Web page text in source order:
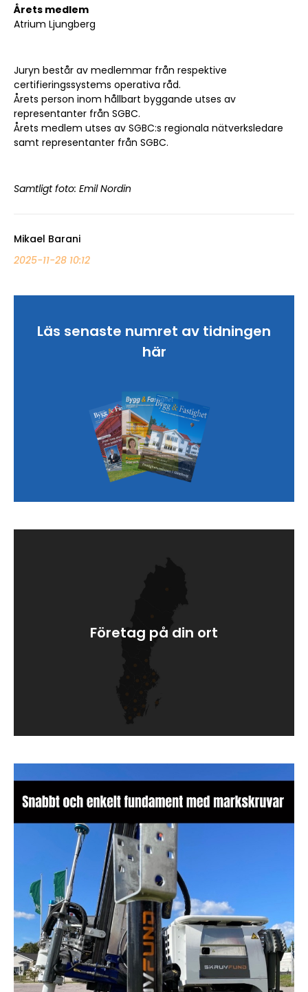
Årets medlem
Atrium Ljungberg
Juryn består av medlemmar från respektive
certifieringssystems operativa råd.
Årets person inom hållbart byggande utses av
representanter från SGBC.
Årets medlem utses av SGBC:s regionala nätverksledare
samt representanter från SGBC.
Samtligt foto: Emil Nordin
Mikael Barani
2025-11-28 10:12
Läs senaste numret av tidningen
här
Företag på din ort